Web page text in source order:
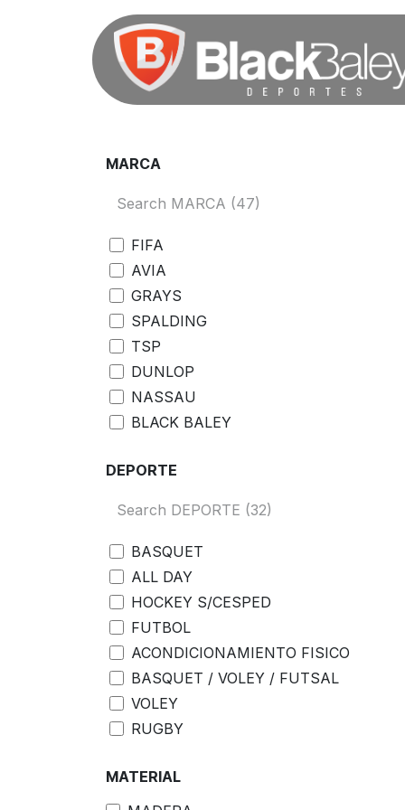
MARCA
FIFA
AVIA
GRAYS
SPALDING
TSP
DUNLOP
NASSAU
BLACK BALEY
SHAQUILLE ONEAL
MIR
KELME
STRIKER
AB
DIADORA
FOX40
LIFEFIT
DRB
GMP
DYNAMIC
DEPORTE
BASQUET
ALL DAY
HOCKEY S/CESPED
FUTBOL
ACONDICIONAMIENTO FISICO
BASQUET / VOLEY / FUTSAL
VOLEY
RUGBY
HOCKEY
HANDBALL
MATERIAL